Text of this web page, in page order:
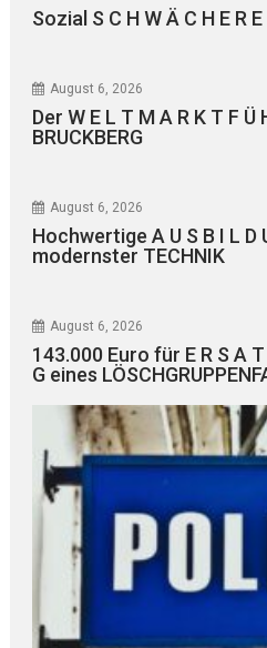
Sozial S C H W Ä C H E R
August 6, 2026
Der W E L T M A R K T F Ü
BRUCKBERG
August 6, 2026
Hochwertige A U S B I L D
modernster TECHNIK
August 6, 2026
143.000 Euro für E R S A T
G eines